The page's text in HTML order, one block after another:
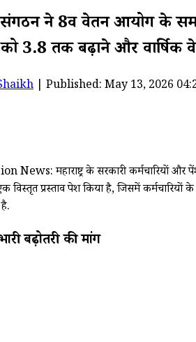
संगठन ने 8वें वेतन आयोग के
3.8 तक बढ़ाने और वार्षिक
| Published: May 13, 2026
महाराष्ट्र के सरकारी कर्मचारियों
विस्तृत प्रस्ताव पेश किया है, जिसमें
बढ़ोतरी की मांग